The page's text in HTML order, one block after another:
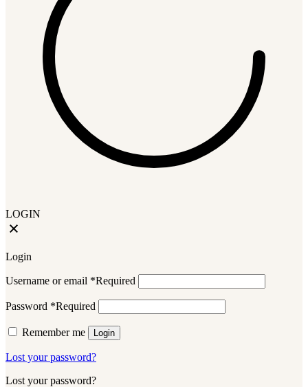
LOGIN
Login
Username or email *Required
Password *Required
Remember me Login
Lost your password?
Lost your password?